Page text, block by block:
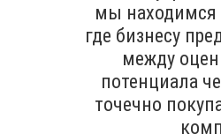
мы находимся
где бизнесу
между
потенциала
точечно